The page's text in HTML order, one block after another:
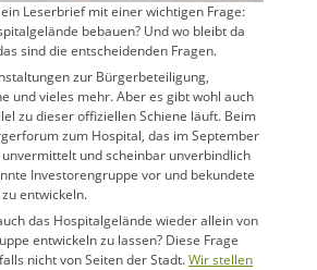
Leserbrief mit einer wichtigen Frage:
bebauen? Und wo bleibt da
sind die entscheidenden Fragen.
zur Bürgerbeteiligung,
und vieles mehr. Aber es gibt wohl auch
zu dieser offiziellen Schiene läuft. Beim
zum Hospital, das im September
und scheinbar unverbindlich
Investorengruppe vor und bekundete
entwickeln.
das Hospitalgelände wieder allein von
entwickeln zu lassen? Diese Frage
nicht von Seiten der Stadt.Wir stellen